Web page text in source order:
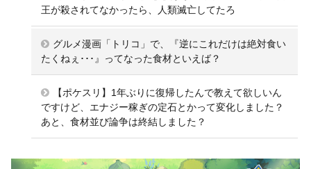
王が殺されてなかったら、人類滅亡してたろ
グルメ漫画「トリコ」で、『逆にこれだけは絶対食い
たくねぇ･･･』ってなった食材といえば？
【ポケスリ】1年ぶりに復帰したんで教えて欲しいん
ですけど、エナジー稼ぎの定石とかって変化しました？
あと、食材並び論争は終結しました？